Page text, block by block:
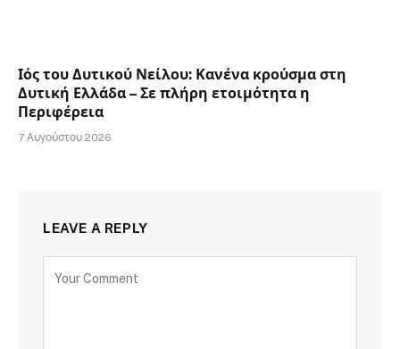
Ιός του Δυτικού Νείλου: Κανένα κρούσμα στη
Δυτική Ελλάδα – Σε πλήρη ετοιμότητα η
Περιφέρεια
7 Αυγούστου 2026
LEAVE A REPLY